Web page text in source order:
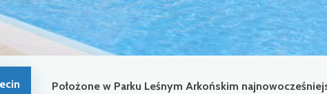
Położone w Parku Leśnym Arkońskim